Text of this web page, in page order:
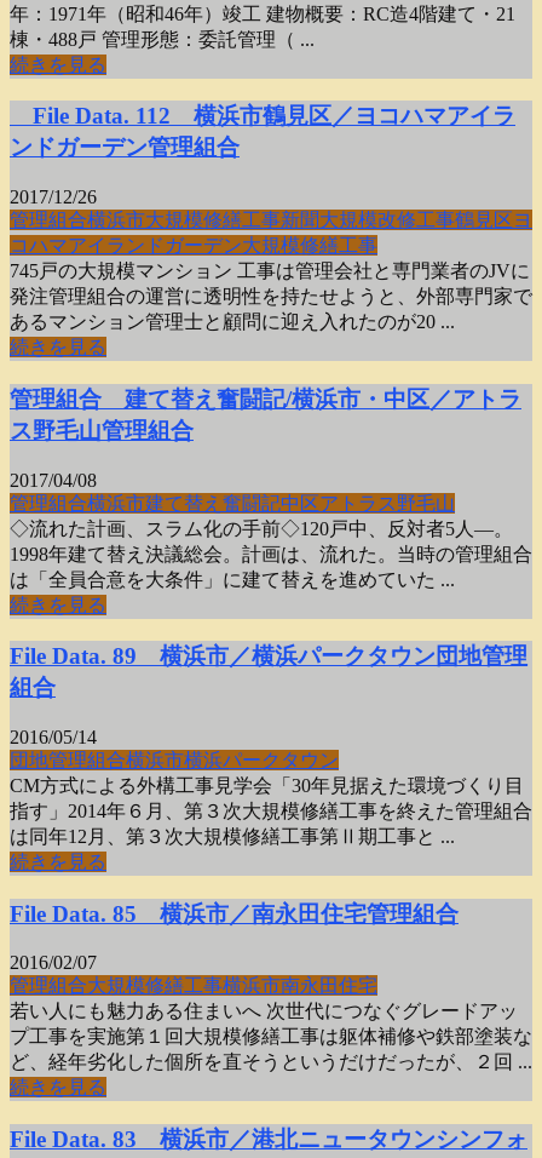
年：1971年（昭和46年）竣工 建物概要：RC造4階建て・21
棟・488戸 管理形態：委託管理（ ...
続きを見る
File Data. 112 横浜市鶴見区／ヨコハマアイラ
ンドガーデン管理組合
2017/12/26
管理組合横浜市大規模修繕工事新聞大規模改修工事鶴見区ヨ
コハマアイランドガーデン大規模修繕工事
745戸の大規模マンション 工事は管理会社と専門業者のJVに
発注管理組合の運営に透明性を持たせようと、外部専門家で
あるマンション管理士と顧問に迎え入れたのが20 ...
続きを見る
管理組合 建て替え奮闘記/横浜市・中区／アトラ
ス野毛山管理組合
2017/04/08
管理組合横浜市建て替え奮闘記中区アトラス野毛山
◇流れた計画、スラム化の手前◇120戸中、反対者5人―。
1998年建て替え決議総会。計画は、流れた。当時の管理組合
は「全員合意を大条件」に建て替えを進めていた ...
続きを見る
File Data. 89 横浜市／横浜パークタウン団地管理
組合
2016/05/14
団地管理組合横浜市横浜パークタウン
CM方式による外構工事見学会「30年見据えた環境づくり目
指す」2014年６月、第３次大規模修繕工事を終えた管理組合
は同年12月、第３次大規模修繕工事第Ⅱ期工事と ...
続きを見る
File Data. 85 横浜市／南永田住宅管理組合
2016/02/07
管理組合大規模修繕工事横浜市南永田住宅
若い人にも魅力ある住まいへ 次世代につなぐグレードアッ
プ工事を実施第１回大規模修繕工事は躯体補修や鉄部塗装な
ど、経年劣化した個所を直そうというだけだったが、２回 ...
続きを見る
File Data. 83 横浜市／港北ニュータウンシンフォ